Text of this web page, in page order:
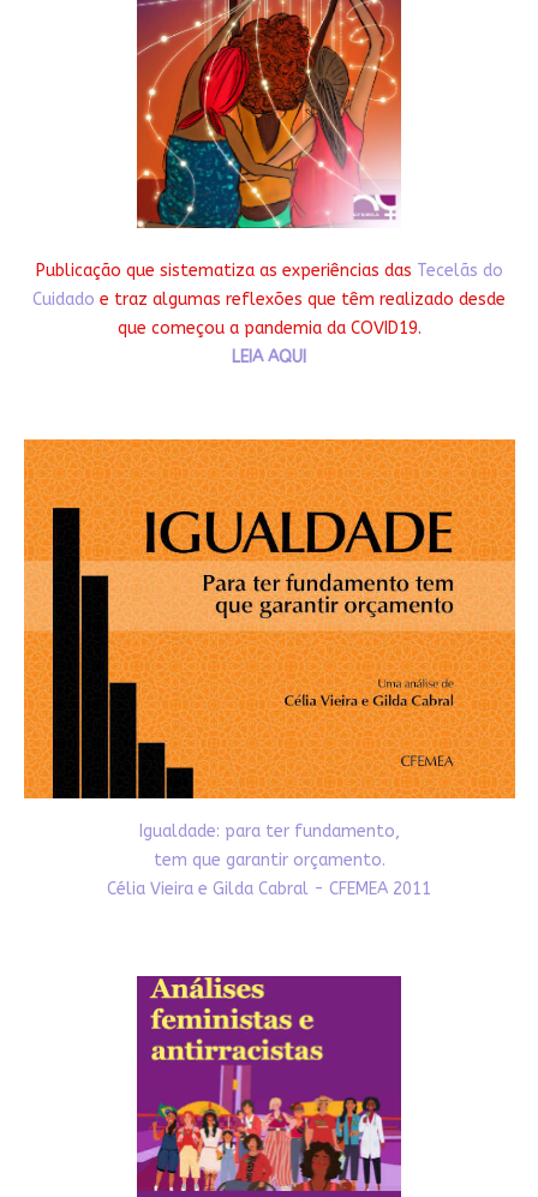
Publicação que sistematiza as experiências das Tecelãs do
Cuidado e traz algumas reflexões que têm realizado desde
que começou a pandemia da COVID19.
LEIA AQUI
Igualdade: para ter fundamento,
tem que garantir orçamento.
Célia Vieira e Gilda Cabral - CFEMEA 2011